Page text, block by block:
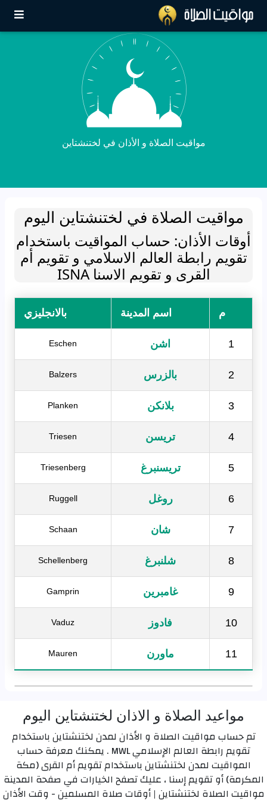
مواقيت الصلاة و الأذان في لختنشتاين
مواقيت الصلاة في لختنشتاين اليوم
أوقات الأذان: حساب المواقيت باستخدام
تقويم رابطة العالم الاسلامي و تقويم أم
القرى و تقويم الاسنا ISNA
م اسم المدينة بالانجليزي
1 اشن Eschen
2 بالزرس Balzers
3 بلانكن Planken
4 تريسن Triesen
5 تريسنبرغ Triesenberg
6 روغل Ruggell
7 شان Schaan
8 شلنبرغ Schellenberg
9 غامبرين Gamprin
10 فادوز Vaduz
11 ماورن Mauren
مواعيد الصلاة و الاذان لختنشتاين اليوم
تم حساب مواقيت الصلاة و الأذان لمدن لختنشتاين باستخدام
تقويم رابطة العالم الإسلامي MWL . يمكنك معرفة حساب
المواقيت لمدن لختنشتاين باستخدام تقويم أم القرى (مكة
المكرمة) أو تقويم إسنا ، عليك تصفح الخيارات في صفحة المدينة
مواقيت الصلاة لختنشتاين | أوقات صلاة المسلمين - وقت الأذان